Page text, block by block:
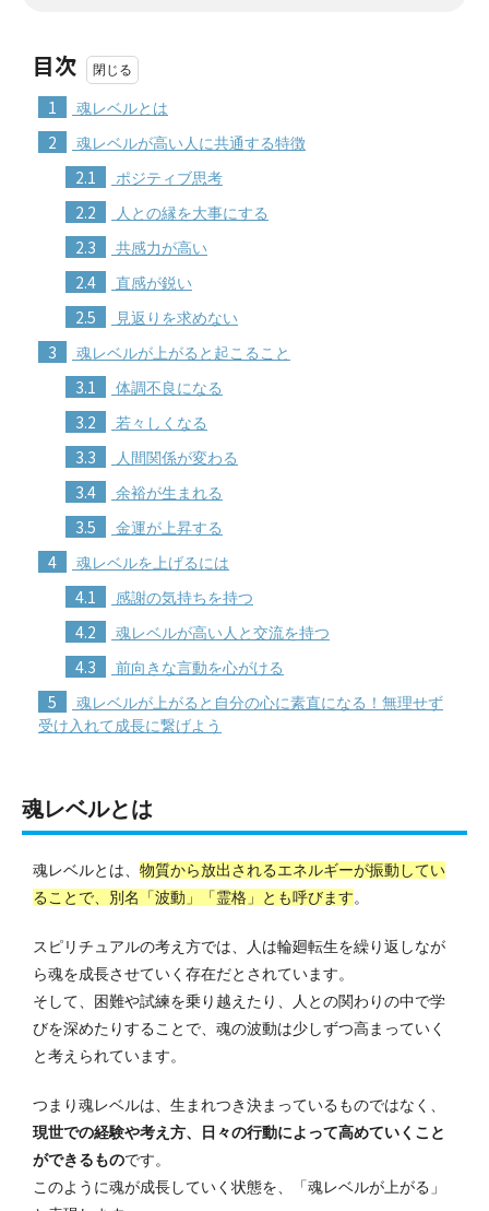
目次
1 魂レベルとは
2 魂レベルが高い人に共通する特徴
2.1 ポジティブ思考
2.2 人との縁を大事にする
2.3 共感力が高い
2.4 直感が鋭い
2.5 見返りを求めない
3 魂レベルが上がると起こること
3.1 体調不良になる
3.2 若々しくなる
3.3 人間関係が変わる
3.4 余裕が生まれる
3.5 金運が上昇する
4 魂レベルを上げるには
4.1 感謝の気持ちを持つ
4.2 魂レベルが高い人と交流を持つ
4.3 前向きな言動を心がける
5
魂レベルが上がると自分の心に素直になる！無理せず
受け入れて成長に繋げよう
魂レベルとは
魂レベルとは、 物質から放出されるエネルギーが振動してい
ることで、別名「波動」「霊格」とも呼びます。
スピリチュアルの考え方では、人は輪廻転生を繰り返しなが
ら魂を成長させていく存在だとされています。
そして、困難や試練を乗り越えたり、人との関わりの中で学
びを深めたりすることで、魂の波動は少しずつ高まっていく
と考えられています。
つまり魂レベルは、生まれつき決まっているものではなく、
現世での経験や考え方、日々の行動によって高めていくこと
ができるものです。
このように魂が成長していく状態を、「魂レベルが上がる」